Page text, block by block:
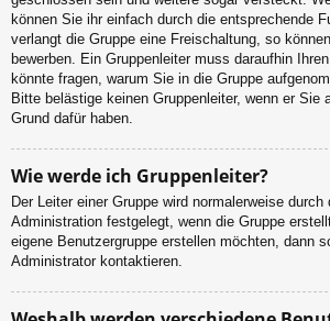
können Sie ihr einfach durch die entsprechende
verlangt die Gruppe eine Freischaltung, so
bewerben. Ein Gruppenleiter muss daraufhin
könnte fragen, warum Sie in die Gruppe
Bitte belästige keinen Gruppenleiter, wenn er Sie
Grund dafür haben.
Wie werde ich Gruppenleiter?
Der Leiter einer Gruppe wird normalerweise durch
Administration festgelegt, wenn die Gruppe
eigene Benutzergruppe erstellen möchten, dann
Administrator kontaktieren.